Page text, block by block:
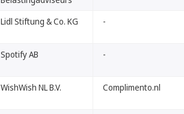
Lidl Stiftung & Co. KG -
Spotify AB -
WishWish NL B.V. Complimento.nl